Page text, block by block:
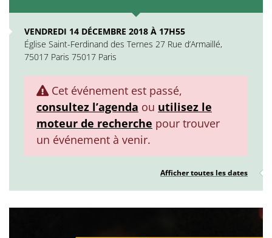
VENDREDI 14 DÉCEMBRE 2018 À 17H55
Église Saint-Ferdinand des Ternes 27 Rue d’Armaillé,
75017 Paris 75017 Paris
Cet événement est passé,
consultez l’agenda ou utilisez le
moteur de recherche pour trouver
un événement à venir.
Afficher toutes les dates